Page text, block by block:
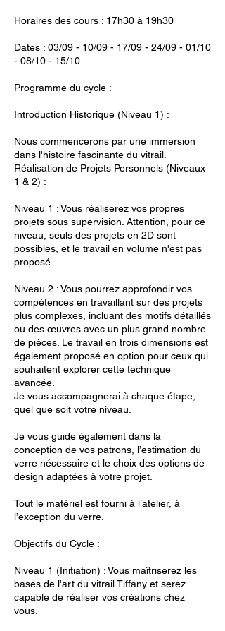
Horaires des cours : 17h30 à 19h30
Dates : 03/09 - 10/09 - 17/09 - 24/09 - 01/10
- 08/10 - 15/10
Programme du cycle :
Introduction Historique (Niveau 1) :
Nous commencerons par une immersion
dans l'histoire fascinante du vitrail.
Réalisation de Projets Personnels (Niveaux
1 & 2) :
Niveau 1 : Vous réaliserez vos propres
projets sous supervision. Attention, pour ce
niveau, seuls des projets en 2D sont
possibles, et le travail en volume n'est pas
proposé.
Niveau 2 : Vous pourrez approfondir vos
compétences en travaillant sur des projets
plus complexes, incluant des motifs détaillés
ou des œuvres avec un plus grand nombre
de pièces. Le travail en trois dimensions est
également proposé en option pour ceux qui
souhaitent explorer cette technique
avancée.
Je vous accompagnerai à chaque étape,
quel que soit votre niveau.
Je vous guide également dans la
conception de vos patrons, l’estimation du
verre nécessaire et le choix des options de
design adaptées à votre projet.
Tout le matériel est fourni à l’atelier, à
l’exception du verre.
Objectifs du Cycle :
Niveau 1 (Initiation) : Vous maîtriserez les
bases de l'art du vitrail Tiffany et serez
capable de réaliser vos créations chez
vous.